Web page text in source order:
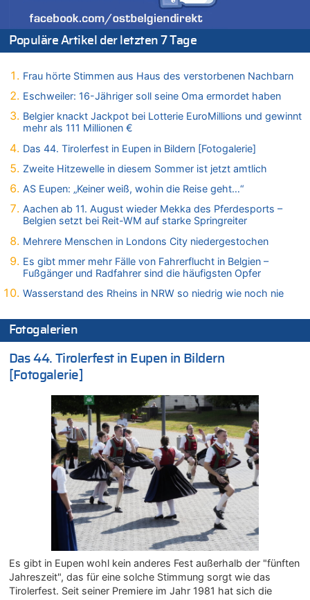
Drohnen mit Strengstoff? War es Russland?
08.08.2026 - 21:33 von Frage zu
Zwölf Jahre nach Aachener Bankraub: 70-Jähriger gefasst
Leipzig, Mechernich und die Frage: Wer steckt hinter den
Leipzig, Mechernich und die Frage: Wer steckt hinter den
Drohnen mit Strengstoff? War es Russland?
08.08.2026 - 20:49 von Marcel Scholzen Eimerscheid zu
Leipzig, Mechernich und die Frage: Wer steckt hinter den
Wasserstand des Rheins in NRW so niedrig wie noch nie
Leipzig, Mechernich und die Frage: Wer steckt hinter den
Drohnen mit Strengstoff? War es Russland?
08.08.2026 - 20:20 von Joseph Meyer zu
Leipzig, Mechernich und die Frage: Wer steckt hinter den
08.08.2026 - 20:19 von Peter G zu
Zwölf Jahre nach Aachener Bankraub: 70-Jähriger gefasst
08.08.2026 - 20:17 von Russentrolle zu
Leipzig, Mechernich und die Frage: Wer steckt hinter den
Drohnen mit Strengstoff? War es Russland?
08.08.2026 - 20:16 von Dax zu
Wasserstand des Rheins in NRW so niedrig wie noch nie
08.08.2026 - 20:13 von Dax zu
Zweite Hitzewelle in diesem Sommer ist jetzt amtlich
08.08.2026 - 20:09 von Dax zu
Zweite Hitzewelle in diesem Sommer ist jetzt amtlich
08.08.2026 - 20:06 von Dax zu
Zweite Hitzewelle in diesem Sommer ist jetzt amtlich
08.08.2026 - 19:00 von Peter G zu
Leipzig, Mechernich und die Frage: Wer steckt hinter den
Drohnen mit Strengstoff? War es Russland?
08.08.2026 - 18:48 von Marcel Scholzen Eimerscheid zu
Populäre Artikel der letzten 7 Tage
Frau hörte Stimmen aus Haus des verstorbenen Nachbarn
Eschweiler: 16-Jähriger soll seine Oma ermordet haben
Belgier knackt Jackpot bei Lotterie EuroMillions und gewinnt
mehr als 111 Millionen €
Das 44. Tirolerfest in Eupen in Bildern [Fotogalerie]
Zweite Hitzewelle in diesem Sommer ist jetzt amtlich
AS Eupen: „Keiner weiß, wohin die Reise geht…“
Aachen ab 11. August wieder Mekka des Pferdesports –
Belgien setzt bei Reit-WM auf starke Springreiter
Mehrere Menschen in Londons City niedergestochen
Es gibt mmer mehr Fälle von Fahrerflucht in Belgien –
Fußgänger und Radfahrer sind die häufigsten Opfer
Wasserstand des Rheins in NRW so niedrig wie noch nie
Fotogalerien
Das 44. Tirolerfest in Eupen in Bildern
[Fotogalerie]
Es gibt in Eupen wohl kein anderes Fest außerhalb der "fünften
Jahreszeit", das für eine solche Stimmung sorgt wie das
Tirolerfest. Seit seiner Premiere im Jahr 1981 hat sich die